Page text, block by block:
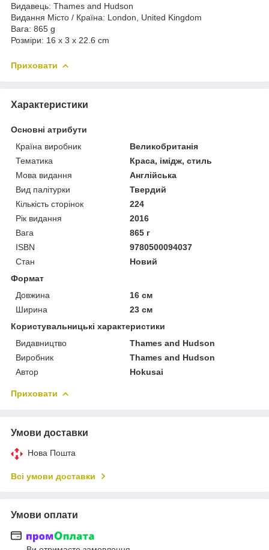
Видавець: Thames and Hudson
Видання Місто / Країна: London, United Kingdom
Вага: 865 g
Розміри: 16 x 3 x 22.6 cm
Приховати
Характеристики
Основні атрибути
Країна виробник
Великобританія
Тематика
Краса, імідж, стиль
Мова видання
Англійська
Вид палітурки
Твердий
Кількість сторінок
224
Рік видання
2016
Вага
865 г
ISBN
9780500094037
Стан
Новий
Формат
Довжина
16 см
Ширина
23 см
Користувальницькі характеристики
Видавництво
Thames and Hudson
Виробник
Thames and Hudson
Автор
Hokusai
Приховати
Умови доставки
Нова Пошта
Всі умови доставки
Умови оплати